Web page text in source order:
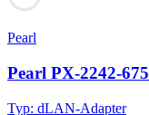
Pearl
Pearl PX-2242-675
Typ: dLAN-Adapter